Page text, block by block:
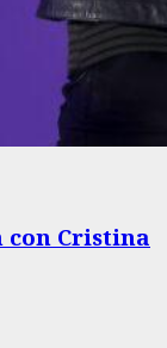
con Cristina